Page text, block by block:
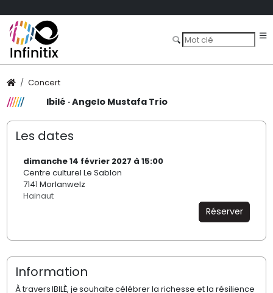
Concert
Ibilé · Angelo Mustafa Trio
Les dates
dimanche 14 février 2027 à 15:00
Centre culturel Le Sablon
7141 Morlanwelz
Hainaut
Réserver
Information
À travers IBILÈ, je souhaite célébrer la richesse et la résilience